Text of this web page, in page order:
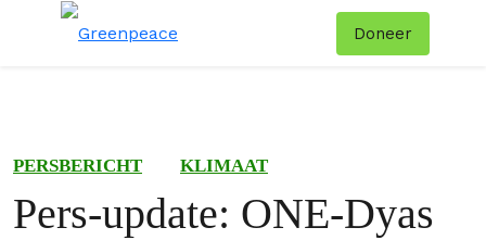
Doneer
PERSBERICHT KLIMAAT
Pers-update: ONE-Dyas